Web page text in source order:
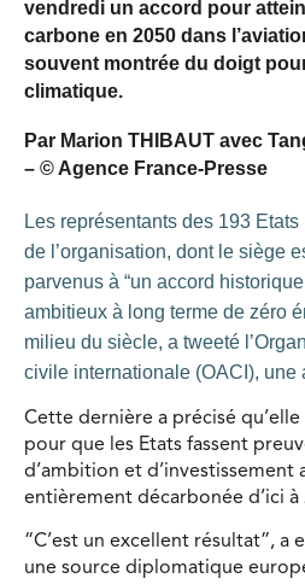
vendredi un accord pour
carbone en 2050 dans
souvent montrée du doigt
climatique.
Par Marion THIBAUT avec
– © Agence France-Presse
Les représentants des 193
de l’organisation, dont le siège
parvenus à “un accord
ambitieux à long terme de zéro
milieu du siècle, a tweeté
civile internationale (OACI), une
Cette dernière a précisé
pour que les Etats fassent
d’ambition et d’investissement
entièrement décarbonée d’ici à
“C’est un excellent résultat”, a
une source diplomatique